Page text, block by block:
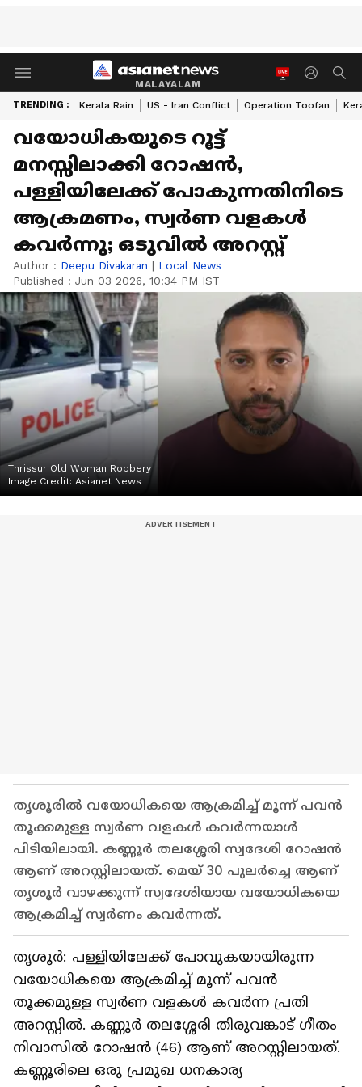
MALAYALAM
TRENDING : Kerala Rain US - Iran Conflict Operation Toofan
വയോധികയുടെ റൂട്ട്
മനസ്സിലാക്കി റോഷൻ,
പള്ളിയിലേക്ക് പോകുന്നതിനിടെ
ആക്രമണം, സ്വര്‍ണ വളകള്‍
കവര്‍ന്നു; ഒടുവിൽ അറസ്റ്റ്
Author : Deepu Divakaran | Local News
Published : Jun 03 2026, 10:34 PM IST
Thrissur Old Woman Robbery
Image Credit: Asianet News
തൃശൂരിൽ വയോധികയെ ആക്രമിച്ച് മൂന്ന് പവന്‍
തൂക്കമുള്ള സ്വര്‍ണ വളകള്‍ കവര്‍ന്നയാൾ
പിടിയിലായി. കണ്ണൂര്‍ തലശ്ശേരി സ്വദേശി റോഷന്‍
ആണ് അറസ്റ്റിലായത്. മെയ് 30 പുലര്‍ച്ചെ ആണ്
തൃശൂർ വാഴക്കുന്ന് സ്വദേശിയായ വയോധികയെ
ആക്രമിച്ച് സ്വർണം കവർന്നത്.
തൃശൂര്‍: പള്ളിയിലേക്ക് പോവുകയായിരുന്ന
വയോധികയെ ആക്രമിച്ച് മൂന്ന് പവന്‍
തൂക്കമുള്ള സ്വര്‍ണ വളകള്‍ കവര്‍ന്ന പ്രതി
അറസ്റ്റില്‍. കണ്ണൂര്‍ തലശ്ശേരി തിരുവങ്കാട് ഗീതം
നിവാസില്‍ റോഷന്‍ (46) ആണ് അറസ്റ്റിലായത്.
കണ്ണൂരിലെ ഒരു പ്രമുഖ ധനകാര്യ